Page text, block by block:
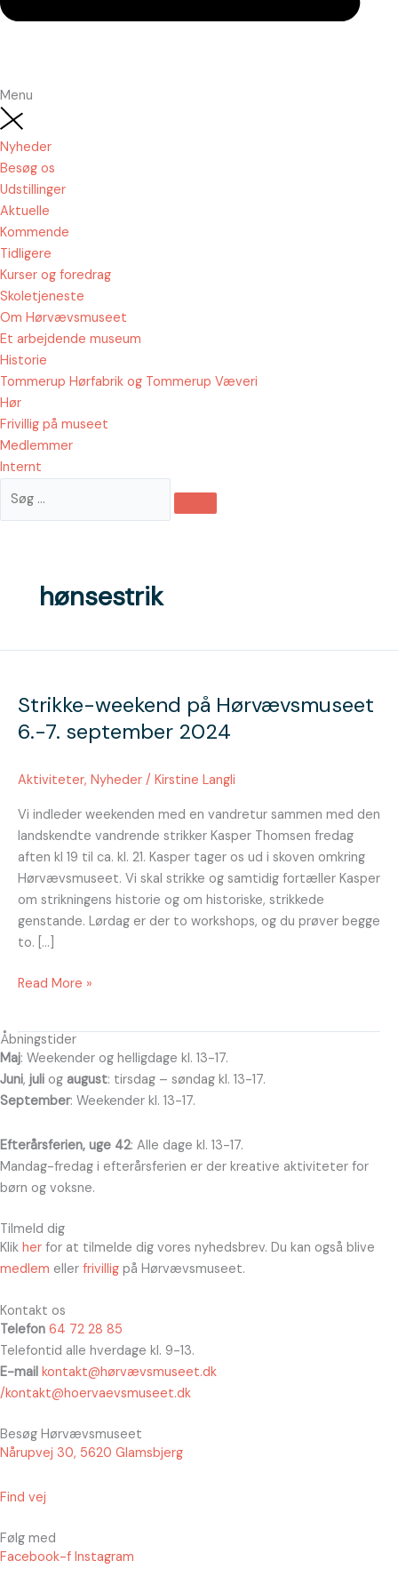
Menu
Nyheder
Besøg os
Udstillinger
Aktuelle
Kommende
Tidligere
Kurser og foredrag
Skoletjeneste
Om Hørvævsmuseet
Et arbejdende museum
Historie
Tommerup Hørfabrik og Tommerup Væveri
Hør
Frivillig på museet
Medlemmer
Internt
hønsestrik
Strikke-weekend på Hørvævsmuseet
6.-7. september 2024
Aktiviteter, Nyheder / Kirstine Langli
Vi indleder weekenden med en vandretur sammen med den
landskendte vandrende strikker Kasper Thomsen fredag
aften kl 19 til ca. kl. 21. Kasper tager os ud i skoven omkring
Hørvævsmuseet. Vi skal strikke og samtidig fortæller Kasper
om strikningens historie og om historiske, strikkede
genstande. Lørdag er der to workshops, og du prøver begge
to. […]
på
Hørvævsmuseet
2024
Read More »
Åbningstider
Maj: Weekender og helligdage kl. 13-17.
Juni, juli og august: tirsdag – søndag kl. 13-17.
September: Weekender kl. 13-17.
Efterårsferien, uge 42: Alle dage kl. 13-17.
Mandag-fredag i efterårsferien er der kreative aktiviteter for
børn og voksne.
Tilmeld dig
Klik her for at tilmelde dig vores nyhedsbrev. Du kan også blive
medlem eller frivillig på Hørvævsmuseet.
Kontakt os
Telefon 64 72 28 85
Telefontid alle hverdage kl. 9-13.
E-mail kontakt@hørvævsmuseet.dk
/kontakt@hoervaevsmuseet.dk
Besøg Hørvævsmuseet
Nårupvej 30, 5620 Glamsbjerg
Find vej
Følg med
Facebook-f Instagram